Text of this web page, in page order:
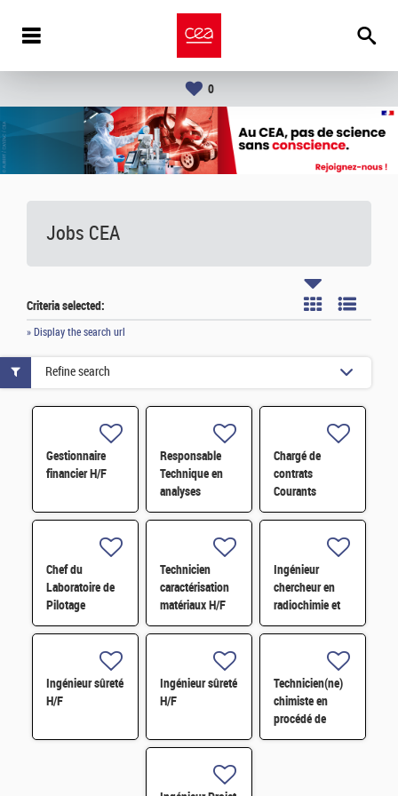
0
Jobs CEA
Criteria selected:
» Display the search url
Gestionnaire
financier H/F
Responsable
Technique en
analyses
radiologiques
Chargé de
contrats
Courants
Faibles (CFA)
Chef du
Laboratoire de
Pilotage
Intelligent des
(LIRE) H/F
Technicien
caractérisation
matériaux H/F
Ingénieur
chercheur en
radiochimie et
extraction par
Ingénieur sûreté
H/F
Ingénieur sûreté
H/F
Technicien(ne)
chimiste en
procédé de
conversion H/F
Refine search